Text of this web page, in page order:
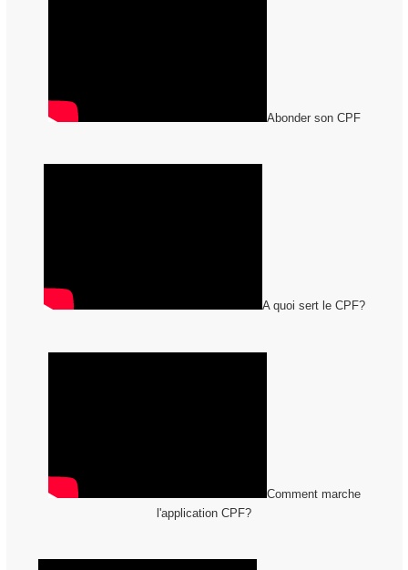
Abonder son CPF
A quoi sert le CPF?
Comment marche
l'application CPF?